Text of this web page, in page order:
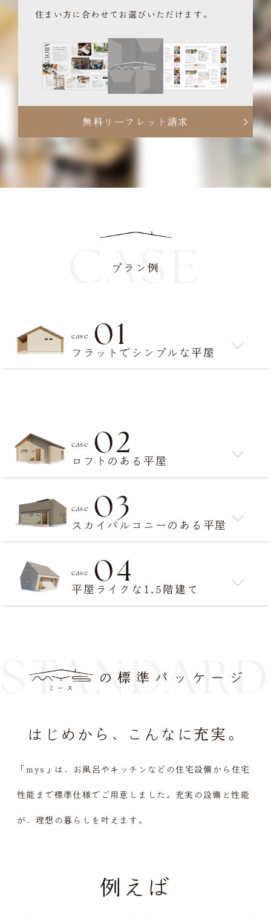
住まい方に合わせてお選びいただけます。
無料リーフレット請求
CASE
プラン例
case 01
フラットでシンプルな平屋
case 02
ロフトのある平屋
case 03
スカイバルコニーのある平屋
case 04
平屋ライクな1.5階建て
はじめから、こんなに充実。
「mys」は、お風呂やキッチンなどの住宅設備から 住宅
性能まで標準仕様でご用意しました。 充実の設備と性能
が、理想の暮らしを叶えます。
例えば